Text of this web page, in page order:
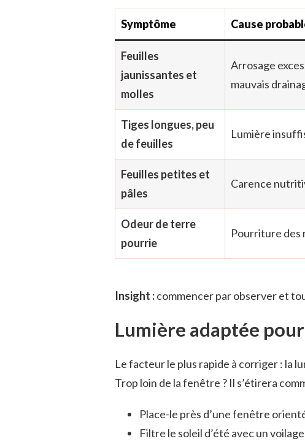
Symptôme Cause
Feuilles
jaunissantes et
molles
Arrosage
mauvais
Tiges longues, peu
de feuilles
Lumière
Feuilles petites et
pâles
Carence
Odeur de terre
pourrie
Pourriture des
Insight :commencer par observer et
Lumière adaptée
Le facteur le plus rapide à corriger : la
Trop loin de la fenêtre ? Il s’étirera
Place-le près d’une fenêtre
Filtre le soleil d’été avec un